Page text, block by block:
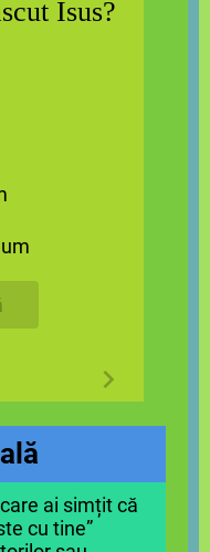
Isus?
ă
ai simțit că
cu tine”